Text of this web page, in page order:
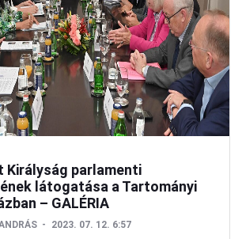
Királyság parlamenti
látogatása a Tartományi
– GALÉRIA
2023. 07. 12. 6:57